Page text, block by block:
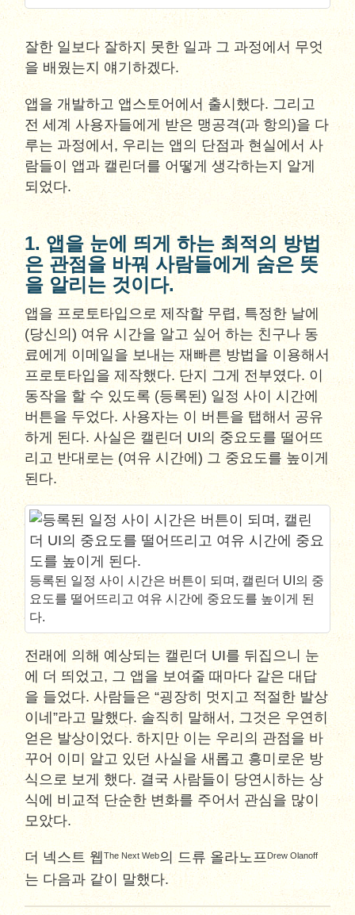
잘한 일보다 잘하지 못한 일과 그 과정에서 무엇
을 배웠는지 얘기하겠다.
앱을 개발하고 앱스토어에서 출시했다. 그리고
전 세계 사용자들에게 받은 맹공격(과 항의)을 다
루는 과정에서, 우리는 앱의 단점과 현실에서 사
람들이 앱과 캘린더를 어떻게 생각하는지 알게
되었다.
1. 앱을 눈에 띄게 하는 최적의 방법
은 관점을 바꿔 사람들에게 숨은 뜻
을 알리는 것이다.
앱을 프로토타입으로 제작할 무렵, 특정한 날에
(당신의) 여유 시간을 알고 싶어 하는 친구나 동
료에게 이메일을 보내는 재빠른 방법을 이용해서
프로토타입을 제작했다. 단지 그게 전부였다. 이
동작을 할 수 있도록 (등록된) 일정 사이 시간에
버튼을 두었다. 사용자는 이 버튼을 탭해서 공유
하게 된다. 사실은 캘린더 UI의 중요도를 떨어뜨
리고 반대로는 (여유 시간에) 그 중요도를 높이게
된다.
등록된 일정 사이 시간은 버튼이 되며, 캘린더 UI의 중
요도를 떨어뜨리고 여유 시간에 중요도를 높이게 된
다.
전래에 의해 예상되는 캘린더 UI를 뒤집으니 눈
에 더 띄었고, 그 앱을 보여줄 때마다 같은 대답
을 들었다. 사람들은 “굉장히 멋지고 적절한 발상
이네”라고 말했다. 솔직히 말해서, 그것은 우연히
얻은 발상이었다. 하지만 이는 우리의 관점을 바
꾸어 이미 알고 있던 사실을 새롭고 흥미로운 방
식으로 보게 했다. 결국 사람들이 당연시하는 상
식에 비교적 단순한 변화를 주어서 관심을 많이
모았다.
더 넥스트 웹The Next Web의 드류 올라노프Drew Olanoff
는 다음과 같이 말했다.